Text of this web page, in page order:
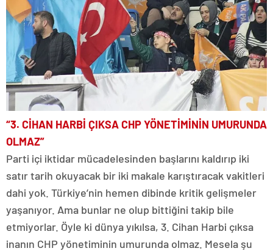
“3. CİHAN HARBİ ÇIKSA CHP YÖNETİMİNİN UMURUNDA
OLMAZ”
Parti içi iktidar mücadelesinden başlarını kaldırıp iki
satır tarih okuyacak bir iki makale karıştıracak vakitleri
dahi yok. Türkiye’nin hemen dibinde kritik gelişmeler
yaşanıyor. Ama bunlar ne olup bittiğini takip bile
etmiyorlar. Öyle ki dünya yıkılsa, 3. Cihan Harbi çıksa
inanın CHP yönetiminin umurunda olmaz. Mesela şu